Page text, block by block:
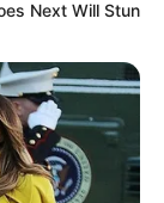
CƏMİYYƏT
xərcini
Next Will Stun